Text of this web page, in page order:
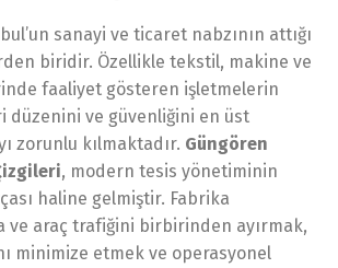
sanayi ve ticaret nabzının attığı
biridir. Özellikle tekstil, makine ve
faaliyet gösteren işletmelerin
düzenini ve güvenliğini en üst
zorunlu kılmaktadır. Güngören
, modern tesis yönetiminin
haline gelmiştir. Fabrika
ve araç trafiğini birbirinden ayırmak,
minimize etmek ve operasyonel